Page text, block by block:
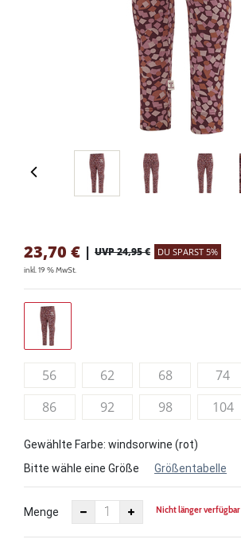
23,70 € | UVP 24,95 € DU SPARST 5%
inkl. 19 % MwSt.
56 62 68 74
86
92 98 104
Gewählte Farbe: windsorwine (rot)
Bitte wähle eine Größe
Größentabelle
Menge Nicht länger verfügbar